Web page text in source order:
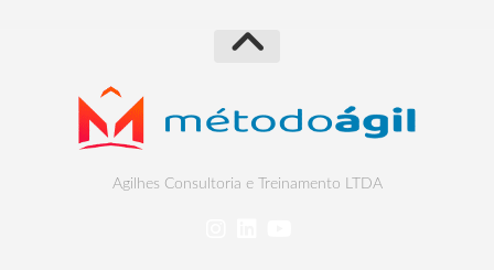
Agilhes Consultoria e Treinamento LTDA